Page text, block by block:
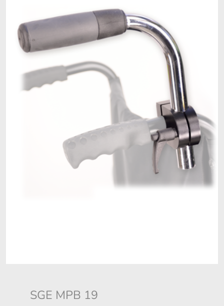
SGE MPB 19